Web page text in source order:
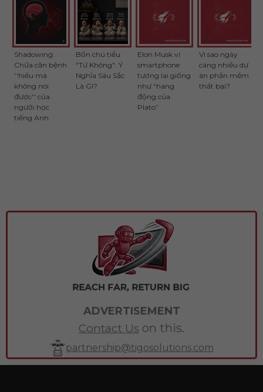
Shadowing:
Chữa căn bệnh
''hiểu mà
không nói
được'' của
người học
tiếng Anh
Bốn chú tiểu
"Tứ Không": Ý
Nghĩa Sâu Sắc
Là Gì?
Elon Musk ví
smartphone
tương lai giống
như “hang
động của
Plato”
Vì sao ngày
càng nhiều dự
án phần mềm
thất bại?
ADVERTISEMENT
Contact Us on this.
partnership@tigosolutions.com